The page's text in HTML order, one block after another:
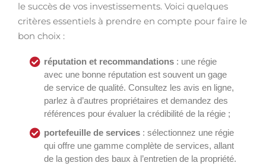
le succès de vos investissements. Voici quelques
critères essentiels à prendre en compte pour faire le
bon choix :
réputation et recommandations : une régie
avec une bonne réputation est souvent un gage
de service de qualité. Consultez les avis en ligne,
parlez à d’autres propriétaires et demandez des
références pour évaluer la crédibilité de la régie ;
portefeuille de services : sélectionnez une régie
qui offre une gamme complète de services, allant
de la gestion des baux à l’entretien de la propriété.